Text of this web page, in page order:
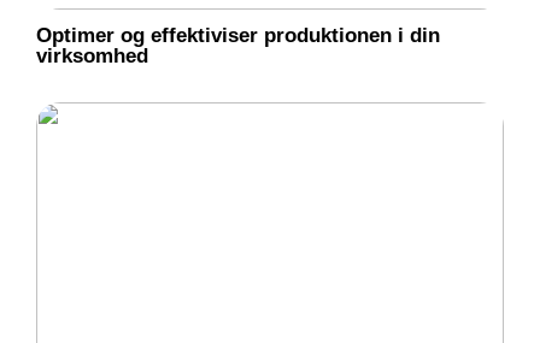
Optimer og effektiviser produktionen i din
virksomhed